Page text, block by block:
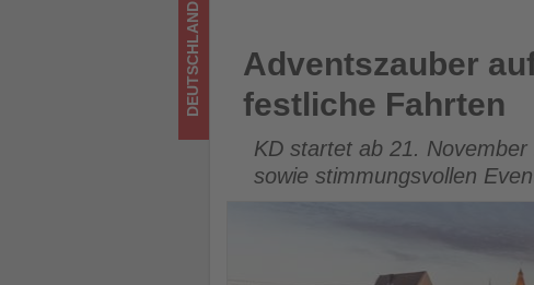
Tourismus
Adventszauber auf dem Rhein:
DEUTSCHLAND
Adventszauber
festliche Fahrten
KD startet ab 21.
sowie stimmungsvollen